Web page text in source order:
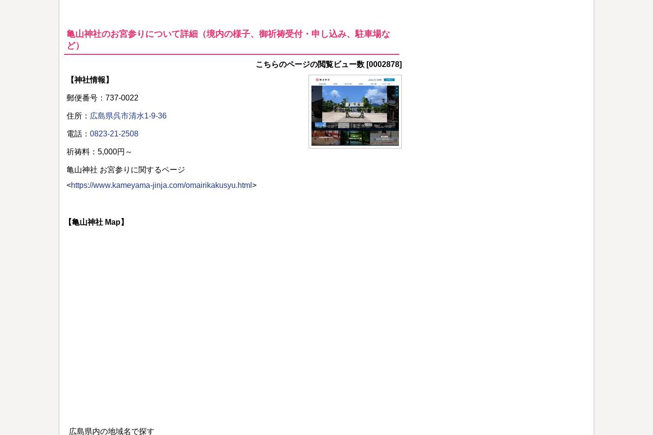
亀山神社のお宮参りについて詳細（境内の様子、御祈祷受付・申し込み、駐車場な
ど）
こちらのページの閲覧ビュー数 [0002878]
【神社情報】
郵便番号：737-0022
住所： 広島県呉市清水1-9-36
電話： 0823-21-2508
祈祷料：5,000円～
亀山神社 お宮参りに関するページ
<https://www.kameyama-jinja.com/omairikakusyu.html >
【亀山神社 Map】
広島県内の地域名で探す